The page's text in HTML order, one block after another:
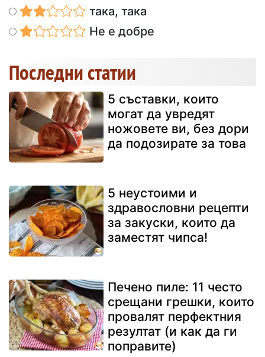
така, така
Не е добре
Последни статии
5 съставки, които
могат да увредят
ножовете ви, без дори
да подозирате за това
5 неустоими и
здравословни рецепти
за закуски, които да
заместят чипса!
Печено пиле: 11 често
срещани грешки, които
провалят перфектния
резултат (и как да ги
поправите)